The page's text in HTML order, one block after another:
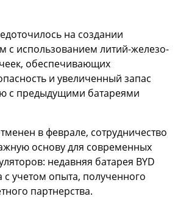
на создании
с использованием литий-железо-
обеспечивающих
и увеличенный запас
с предыдущими батареями
в феврале, сотрудничество
основу для современных
недавняя батарея BYD
с учетом опыта, полученного
партнерства.